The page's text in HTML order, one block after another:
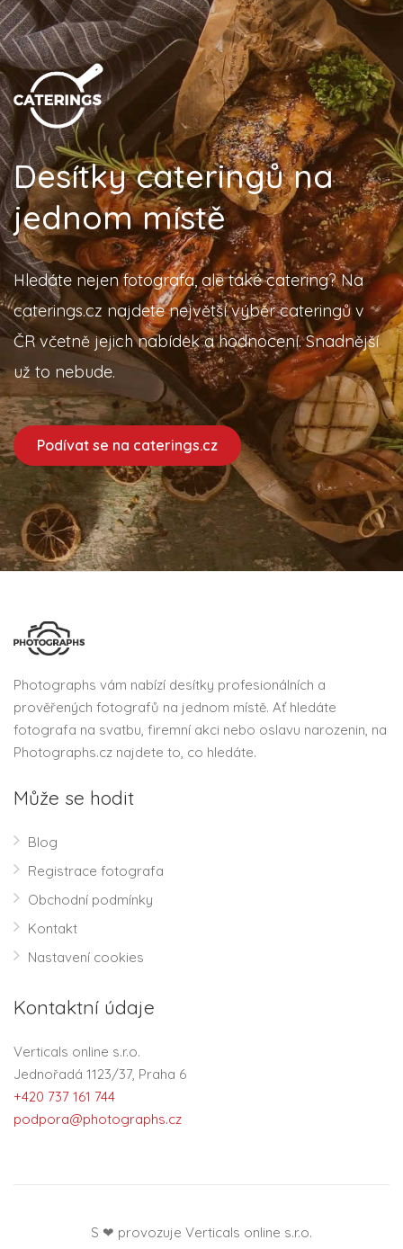
Desítky cateringů na
jednom místě
Hledáte nejen fotografa, ale také catering? Na
caterings.cz najdete největší výběr cateringů v
ČR včetně jejich nabídek a hodnocení. Snadnější
už to nebude.
Podívat se na caterings.cz
Photographs vám nabízí desítky profesionálních a
prověřených fotografů na jednom místě. Ať hledáte
fotografa na svatbu, firemní akci nebo oslavu narozenin, na
Photographs.cz najdete to, co hledáte.
Může se hodit
Blog
Registrace fotografa
Obchodní podmínky
Kontakt
Nastavení cookies
Kontaktní údaje
Verticals online s.r.o.
Jednořadá 1123/37, Praha 6
+420 737 161 744
podpora@photographs.cz
S ❤ provozuje Verticals online s.r.o.